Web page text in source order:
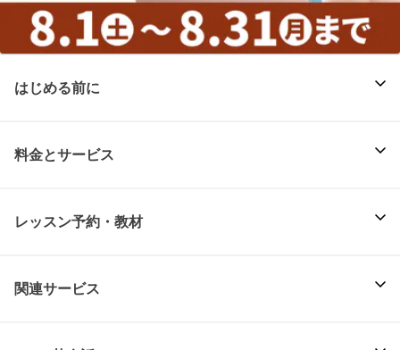
はじめる前に
料金とサービス
レッスン予約・教材
関連サービス